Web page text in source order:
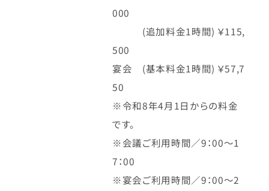
000
(追加料金1時間) ￥115,
500
宴会 (基本料金1時間) ￥57,7
50
※令和8年4月1日からの料金
です。
※会議ご利用時間／9：00～1
7：00
※宴会ご利用時間／9：00～2